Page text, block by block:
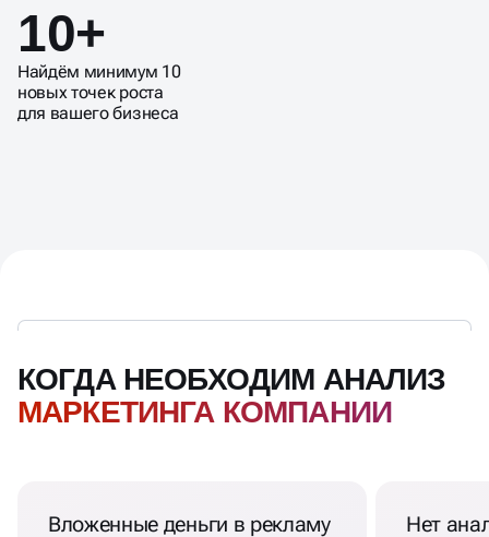
10+
Найдём минимум 10
новых точек роста
для вашего бизнеса
КОГДА НЕОБХОДИМ АНАЛИЗ
МАРКЕТИНГА КОМПАНИИ
Вложенные деньги в рекламу
Нет